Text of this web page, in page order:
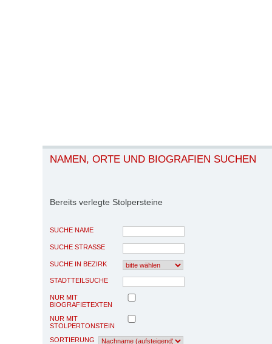
NAMEN, ORTE UND BIOGRAFIEN SUCHEN
Bereits verlegte Stolpersteine
SUCHE NAME
SUCHE STRASSE
SUCHE IN BEZIRK
STADTTEILSUCHE
NUR MIT
BIOGRAFIETEXTEN
NUR MIT
STOLPERTONSTEIN
SORTIERUNG